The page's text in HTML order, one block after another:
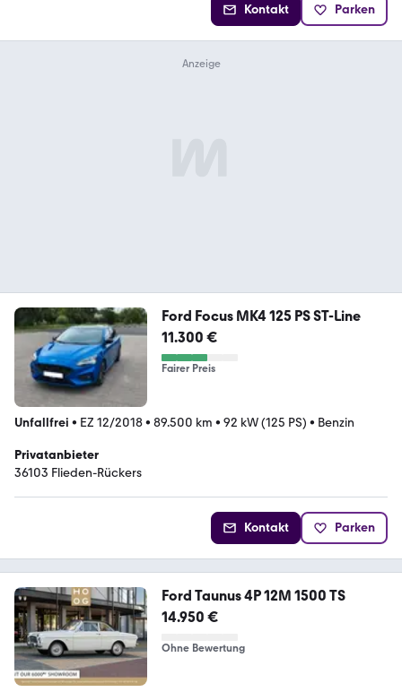
Kontakt Parken
Ford Focus MK4 125 PS ST-Line
11.300 €
Fairer Preis
Unfallfrei • EZ 12/2018• 89.500 km • 92 kW (125 PS) • Benzin
Privatanbieter
36103 Flieden-Rückers
Kontakt Parken
Ford Taunus 4P 12M 1500 TS
14.950 €
Ohne Bewertung